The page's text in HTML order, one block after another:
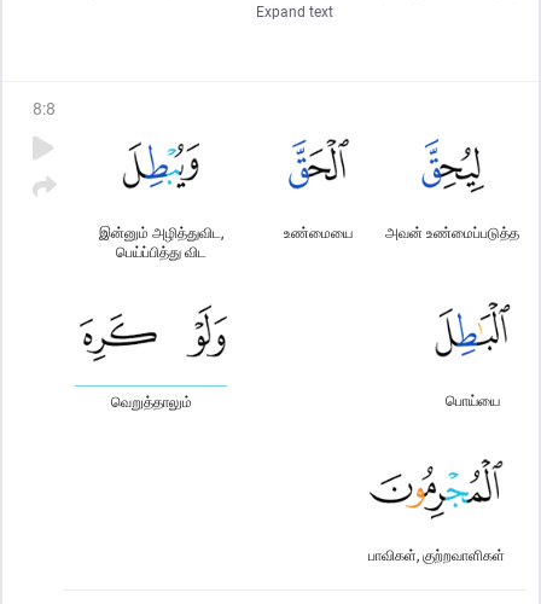
பாணிகளாக இல்லாத (வியாபாரக் கூட்டம் கிடைக்க வேண்டுமென)
Expand text
8:8
அவன் உண்மைப்படுத்த
உண்மையை
இன்னும் அழித்துவிட,
பெய்ப்பித்து விட
பொய்யை
வெறுத்தாலும்
பாவிகள், குற்றவாளிகள்